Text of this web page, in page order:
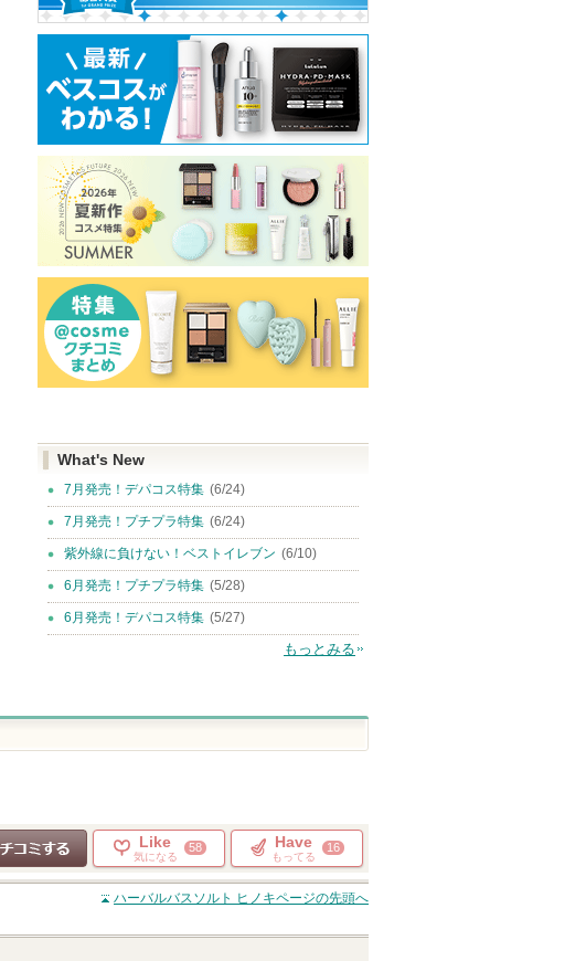
What's New
7月発売！デパコス特集 (6/24)
7月発売！プチプラ特集 (6/24)
紫外線に負けない！ベストイレブン (6/10)
6月発売！プチプラ特集 (5/28)
6月発売！デパコス特集 (5/27)
もっとみる
クチコミする
Like
気になる
58 Have
もってる
16
ハーバルバスソルト ヒノキページの先頭へ